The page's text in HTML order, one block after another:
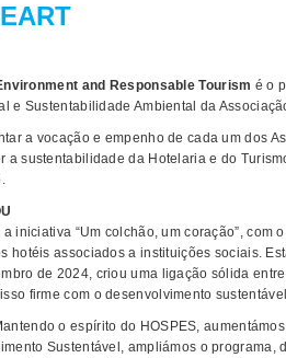
and Responsable Tourism é o
e Sustentabilidade Ambiental da
a vocação e empenho de cada um dos
a sustentabilidade da Hotelaria e do
a iniciativa “Um colchão, um coração”, com
hotéis associados a instituições sociais.
de 2024, criou uma ligação sólida
firme com o desenvolvimento
o espírito do HOSPES,
Sustentável, ampliámos o programa,